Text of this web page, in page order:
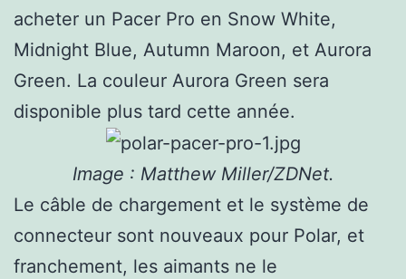
acheter un Pacer Pro en Snow White,
Midnight Blue, Autumn Maroon, et Aurora
Green. La couleur Aurora Green sera
disponible plus tard cette année.
Image : Matthew Miller/ZDNet.
Le câble de chargement et le système de
connecteur sont nouveaux pour Polar, et
franchement, les aimants ne le